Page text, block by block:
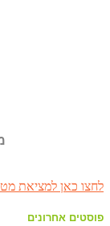
לחצו כאן למציאת
פוסטים אחרונים